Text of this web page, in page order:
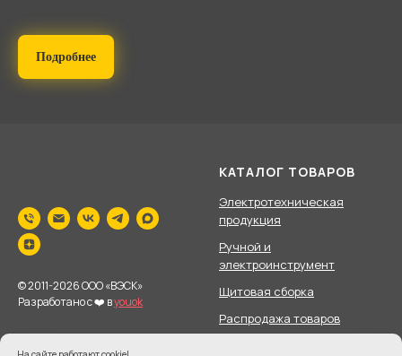
Подробнее
© 2011-2026 ООО «ВЭСК»
Разработано с ❤️ вyouok
КАТАЛОГ ТОВАРОВ
Электротехническая
продукция
Ручной и
электроинструмент
Щитовая сборка
Распродажа товаров